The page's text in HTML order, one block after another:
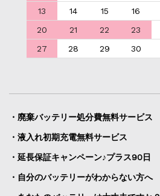
13
14 15 16
20
21 22 23
27
28 29 30
・廃棄バッテリー処分費無料サービス
・液入れ初期充電無料サービス
・延長保証キャンペーン♪プラス90日
・自分のバッテリーがわからない方へ